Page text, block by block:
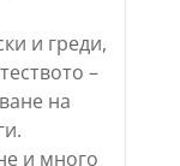
и греди,
–
на
и много